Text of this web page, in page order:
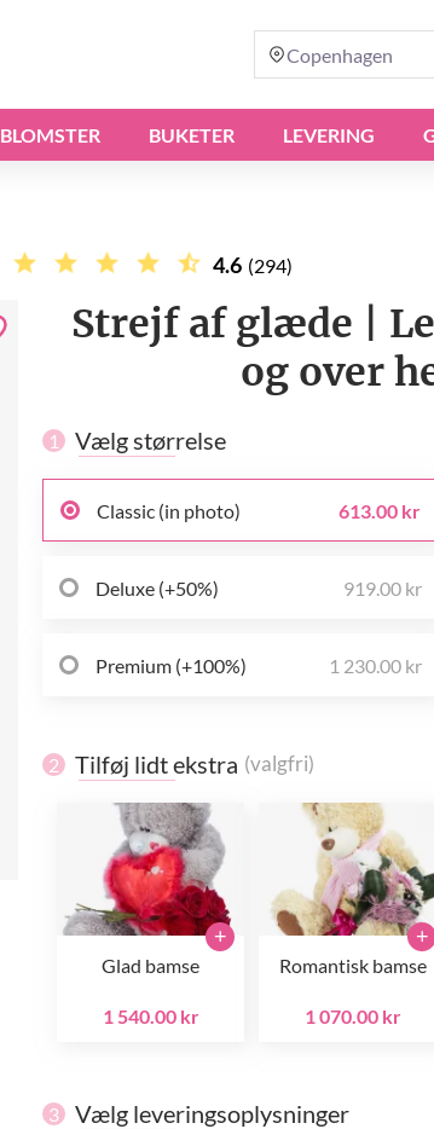
Copenhagen
BLOMSTER BUKETER LEVERING
4.6 (294)
Strejf af glæde |
og over
1 Vælg størrelse
Classic (in photo) 613.00 kr
Deluxe (+50%) 919.00 kr
Premium (+100%) 1 230.00 kr
2 Tilføj lidt ekstra (valgfri)
Glad bamse
1 540.00 kr
+
Romantisk bamse
1 070.00 kr
+
3 Vælg leveringsoplysninger